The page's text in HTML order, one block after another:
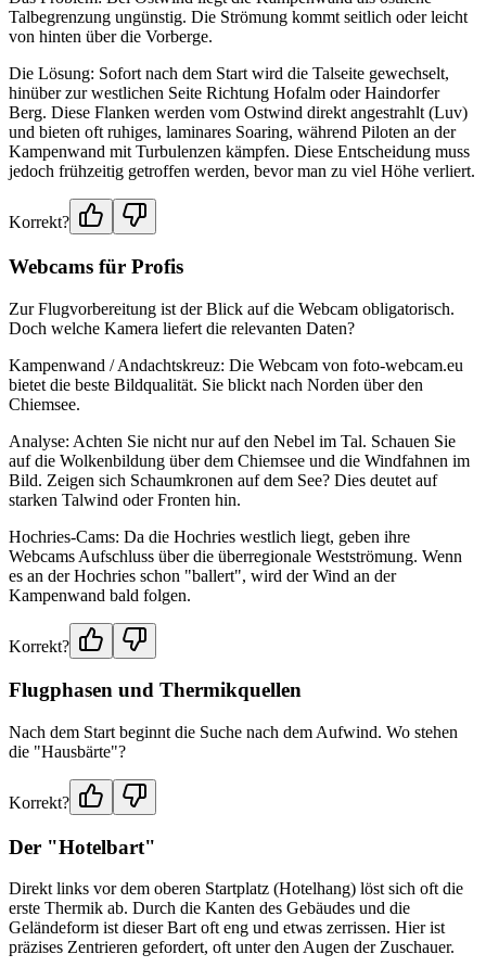
Talbegrenzung ungünstig. Die Strömung kommt seitlich oder leicht
von hinten über die Vorberge.
Die Lösung: Sofort nach dem Start wird die Talseite gewechselt,
hinüber zur westlichen Seite Richtung Hofalm oder Haindorfer
Berg. Diese Flanken werden vom Ostwind direkt angestrahlt (Luv)
und bieten oft ruhiges, laminares Soaring, während Piloten an der
Kampenwand mit Turbulenzen kämpfen. Diese Entscheidung muss
jedoch frühzeitig getroffen werden, bevor man zu viel Höhe verliert.
Korrekt?
Webcams für Profis
Zur Flugvorbereitung ist der Blick auf die Webcam obligatorisch.
Doch welche Kamera liefert die relevanten Daten?
Kampenwand / Andachtskreuz: Die Webcam von foto-webcam.eu
bietet die beste Bildqualität. Sie blickt nach Norden über den
Chiemsee.
Analyse: Achten Sie nicht nur auf den Nebel im Tal. Schauen Sie
auf die Wolkenbildung über dem Chiemsee und die Windfahnen im
Bild. Zeigen sich Schaumkronen auf dem See? Dies deutet auf
starken Talwind oder Fronten hin.
Hochries-Cams: Da die Hochries westlich liegt, geben ihre
Webcams Aufschluss über die überregionale Westströmung. Wenn
es an der Hochries schon "ballert", wird der Wind an der
Kampenwand bald folgen.
Korrekt?
Flugphasen und Thermikquellen
Nach dem Start beginnt die Suche nach dem Aufwind. Wo stehen
die "Hausbärte"?
Korrekt?
Der "Hotelbart"
Direkt links vor dem oberen Startplatz (Hotelhang) löst sich oft die
erste Thermik ab. Durch die Kanten des Gebäudes und die
Geländeform ist dieser Bart oft eng und etwas zerrissen. Hier ist
präzises Zentrieren gefordert, oft unter den Augen der Zuschauer.